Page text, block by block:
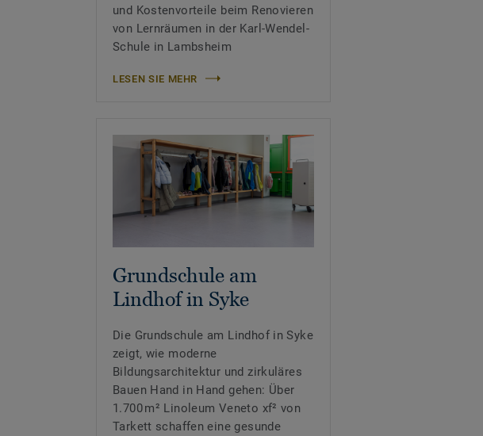
und Kostenvorteile beim Renovieren
von Lernräumen in der Karl-Wendel-
Schule in Lambsheim
LESEN SIE MEHR
Grundschule am
Lindhof in Syke
Die Grundschule am Lindhof in Syke
zeigt, wie moderne
Bildungsarchitektur und zirkuläres
Bauen Hand in Hand gehen: Über
1.700 m² Linoleum Veneto xf² von
Tarkett schaffen eine gesunde